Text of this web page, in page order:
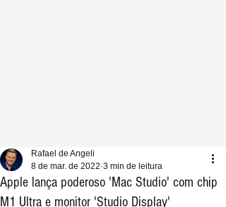
Apple lança poderoso 'Mac Studio' com chip
M1 Ultra e monitor 'Studio Display'
Rafael de Angeli
8 de mar. de 2022 3 min de leitura